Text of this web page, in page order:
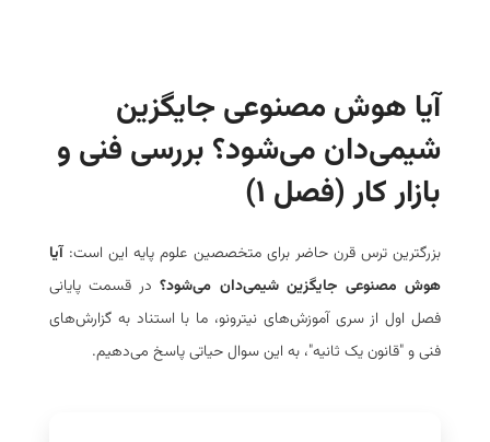
آیا هوش مصنوعی جایگزین
شیمی‌دان می‌شود؟ بررسی فنی و
بازار کار (فصل ۱)
بزرگترین ترس قرن حاضر برای متخصصین علوم پایه این است:آیا
هوش مصنوعی جایگزین شیمی‌دان می‌شود؟در قسمت پایانی
فصل اول از سری آموزش‌های نیترونو، ما با استناد به گزارش‌های
فنی و "قانون یک ثانیه"، به این سوال حیاتی پاسخ می‌دهیم.